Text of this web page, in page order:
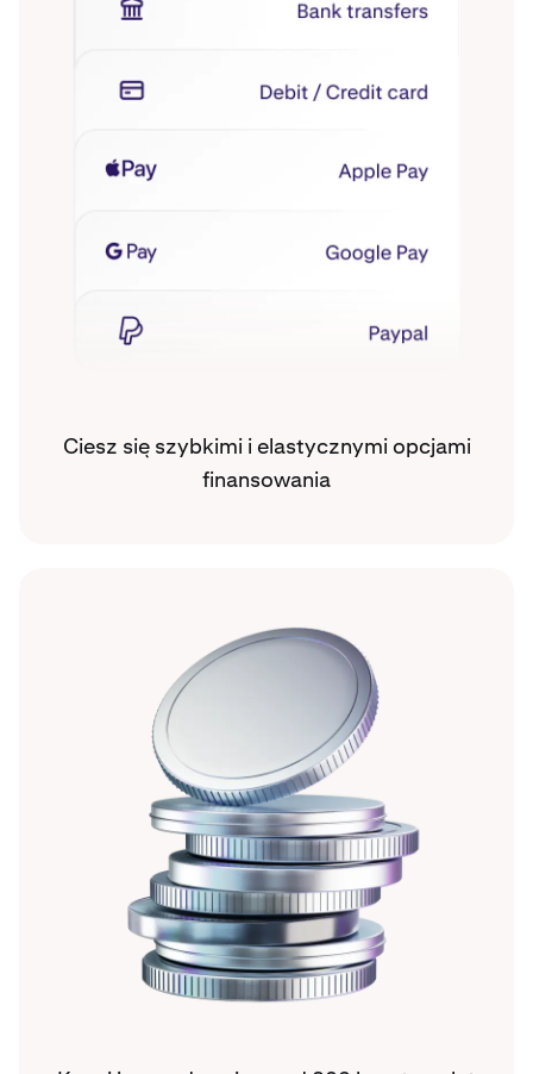
Ciesz się szybkimi i elastycznymi opcjami
finansowania